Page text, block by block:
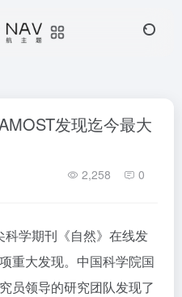
发现迄今最大
2,258 0
学期刊《自然》在线发
重大发现。中国科学院国
员领导的研究团队发现了